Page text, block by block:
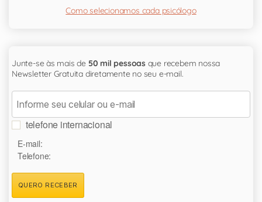
Como selecionamos cada psicólogo
Junte-se às mais de 50 mil pessoasque recebem nossa
Newsletter Gratuita diretamente no seu e-mail.
telefone internacional
E-mail:
Telefone:
QUERO RECEBER